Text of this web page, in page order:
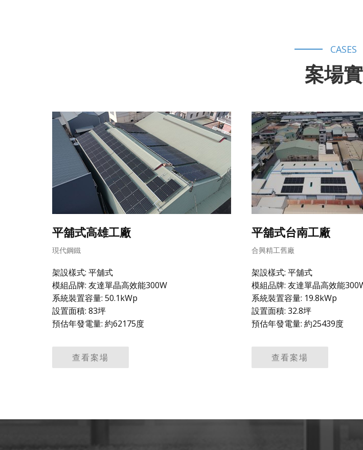
CASES
案場
平舖式高雄工廠
現代鋼鐵
架設樣式: 平舖式
模組品牌: 友達單晶高效能300W
系統裝置容量: 50.1kWp
設置面積: 83坪
預估年發電量: 約62175度
查看案場
平舖式台南工廠
合興精工舊廠
架設樣式: 平舖式
模組品牌: 友達單晶高效能
系統裝置容量: 19.8kWp
設置面積: 32.8坪
預估年發電量: 約25439度
查看案場